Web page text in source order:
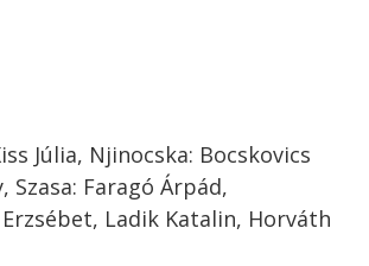
Júlia, Njinocska: Bocskovics
Szasa: Faragó Árpád,
Ladik Katalin, Horváth